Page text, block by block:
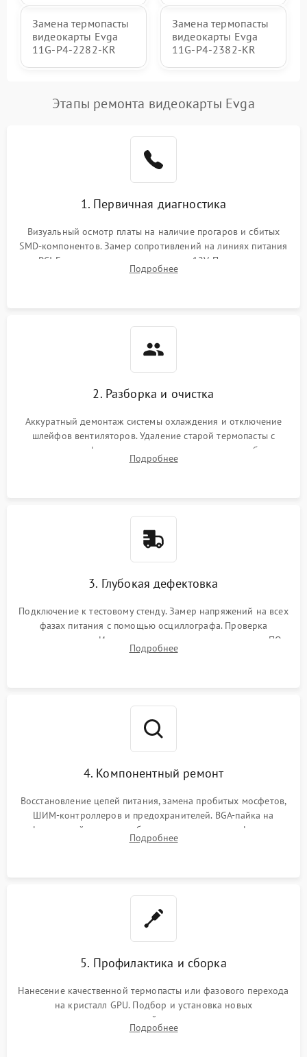
Замена термопасты
видеокарты Evga
11G-P4-2282-KR
Замена термопасты
видеокарты Evga
11G-P4-2382-KR
Этапы ремонта видеокарты Evga
1. Первичная диагностика
Визуальный осмотр платы на наличие прогаров и сбитых
SMD-компонентов. Замер сопротивлений на линиях питания
PCI-E и дополнительных разъемах 12V. Проверка на
короткое замыкание основных дросселей питания GPU и
Подробнее
2. Разборка и очистка
Аккуратный демонтаж системы охлаждения и отключение
шлейфов вентиляторов. Удаление старой термопасты с
кристалла графического чипа и термопрокладок с банок
памяти и зоны VRM. Очистка платы от пыли и окислов.
Подробнее
3. Глубокая дефектовка
Подключение к тестовому стенду. Замер напряжений на всех
фазах питания с помощью осциллографа. Проверка
инициализации. Использование специализированного ПО
MATS
Подробнее
4. Компонентный ремонт
Восстановление цепей питания, замена пробитых мосфетов,
ШИМ-контроллеров и предохранителей. BGA-пайка на
инфракрасной станции реболлинг или замена графического
чипа и дефектной памяти GDDR. Прошивка BIOS
Подробнее
5. Профилактика и сборка
Нанесение качественной термопасты или фазового перехода
на кристалл GPU. Подбор и установка новых
термопрокладок правильной толщины на память и цепи
питания. Монтаж радиатора и бэкплейта, подключение и
Подробнее